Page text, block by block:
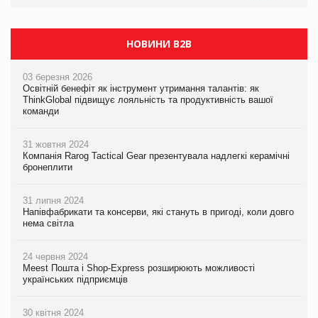
НОВИНИ B2B
03 березня 2026
Освітній бенефіт як інструмент утримання талантів: як
ThinkGlobal підвищує лояльність та продуктивність вашої
команди
31 жовтня 2024
Компанія Rarog Tactical Gear презентувала надлегкі керамічні
бронеплити
31 липня 2024
Напівфабрикати та консерви, які стануть в пригоді, коли довго
нема світла
24 червня 2024
Meest Пошта і Shop-Express розширюють можливості
українських підприємців
30 квітня 2024